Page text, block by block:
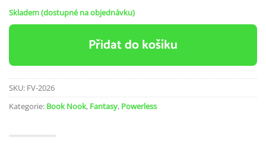
Skladem (dostupné na objednávku)
Přidat do košíku
SKU: FV-2026
Kategorie: Book Nook, Fantasy, Powerless